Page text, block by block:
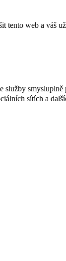
web a váš
služby smysluplně
sítích a